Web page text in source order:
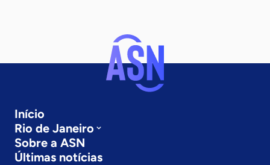
Início
Rio de Janeiro
Sobre a ASN
Últimas notícias